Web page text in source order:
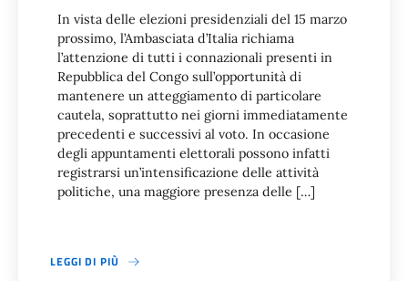
In vista delle elezioni presidenziali del 15 marzo
prossimo, l’Ambasciata d’Italia richiama
l’attenzione di tutti i connazionali presenti in
Repubblica del Congo sull’opportunità di
mantenere un atteggiamento di particolare
cautela, soprattutto nei giorni immediatamente
precedenti e successivi al voto. In occasione
degli appuntamenti elettorali possono infatti
registrarsi un’intensificazione delle attività
politiche, una maggiore presenza delle […]
LEGGI DI PIÙ